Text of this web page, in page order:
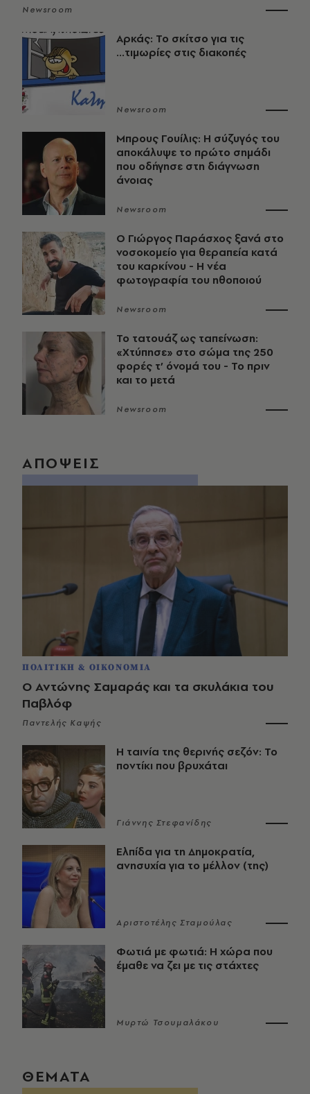
Newsroom
Αρκάς: Το σκίτσο για τις
...τιμωρίες στις διακοπές
Newsroom
Μπρους Γουίλις: Η σύζυγός του
αποκάλυψε το πρώτο σημάδι
που οδήγησε στη διάγνωση
άνοιας
Newsroom
O Γιώργος Παράσχος ξανά στο
νοσοκομείο για θεραπεία κατά
του καρκίνου - Η νέα
φωτογραφία του ηθοποιού
Newsroom
Το τατουάζ ως ταπείνωση:
«Χτύπησε» στο σώμα της 250
φορές τ’ όνομά του - Το πριν
και το μετά
Newsroom
ΑΠΟΨΕΙΣ
ΠΟΛΙΤΙΚΗ & ΟΙΚΟΝΟΜΙΑ
Ο Αντώνης Σαμαράς και τα σκυλάκια του
Παβλόφ
Παντελής Καψής
Η ταινία της θερινής σεζόν: Το
ποντίκι που βρυχάται
Γιάννης Στεφανίδης
Ελπίδα για τη Δημοκρατία,
ανησυχία για το μέλλον (της)
Αριστοτέλης Σταμούλας
Φωτιά με φωτιά: Η χώρα που
έμαθε να ζει με τις στάχτες
Μυρτώ Τσουμαλάκου
ΘΕΜΑΤΑ